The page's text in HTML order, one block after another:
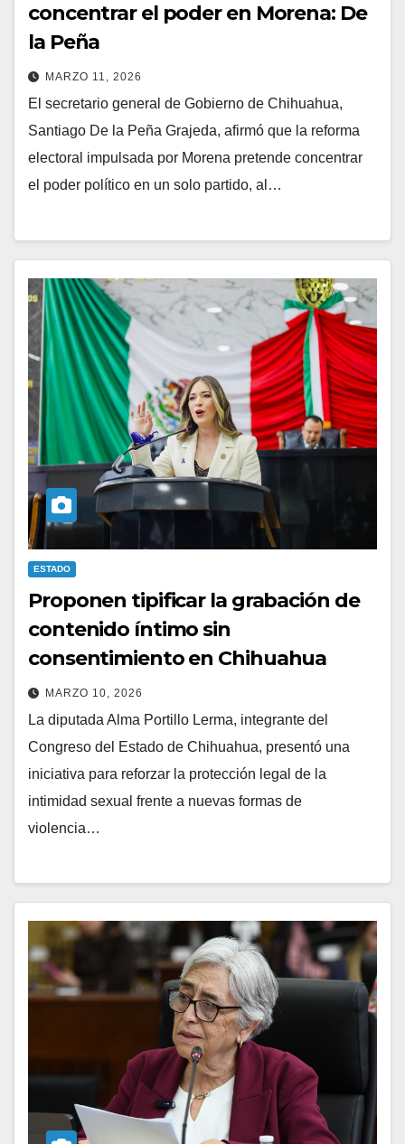
concentrar el poder en Morena: De
la Peña
MARZO 11, 2026
El secretario general de Gobierno de Chihuahua,
Santiago De la Peña Grajeda, afirmó que la reforma
electoral impulsada por Morena pretende concentrar
el poder político en un solo partido, al…
ESTADO
Proponen tipificar la grabación de
contenido íntimo sin
consentimiento en Chihuahua
MARZO 10, 2026
La diputada Alma Portillo Lerma, integrante del
Congreso del Estado de Chihuahua, presentó una
iniciativa para reforzar la protección legal de la
intimidad sexual frente a nuevas formas de
violencia…